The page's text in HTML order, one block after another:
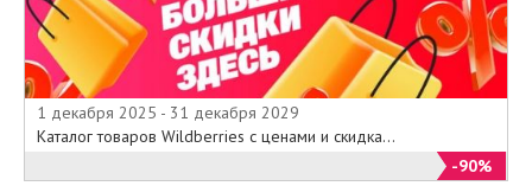
1 декабря 2025 - 31 декабря 2029
Каталог товаров Wildberries с ценами и скидка...
-90%